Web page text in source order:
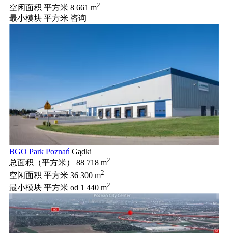
空闲面积 平方米 8 661 m2
最小模块 平方米 咨询
BGO Park Poznań Gądki
总面积（平方米）
88 718 m2
空闲面积 平方米 36 300 m2
最小模块 平方米 od 1 440 m2